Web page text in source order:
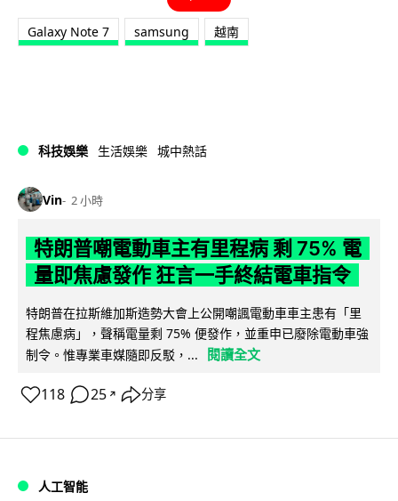
Galaxy Note 7 samsung 越南
科技娛樂 生活娛樂 城中熱話
Vin 2 小時
特朗普嘲電動車主有里程病 剩 75% 電
量即焦慮發作 狂言一手終結電車指令
特朗普在拉斯維加斯造勢大會上公開嘲諷電動車車主患有「里
程焦慮病」，聲稱電量剩 75% 便發作，並重申已廢除電動車強
制令。惟專業車媒隨即反駁，...
閱讀全文
118 25 ↗ 分享
人工智能